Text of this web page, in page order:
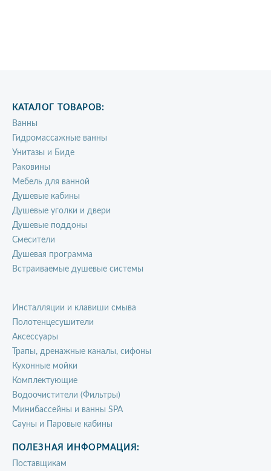
КАТАЛОГ ТОВАРОВ:
Ванны
Гидромассажные ванны
Унитазы и Биде
Раковины
Мебель для ванной
Душевые кабины
Душевые уголки и двери
Душевые поддоны
Смесители
Душевая программа
Встраиваемые душевые системы
Инсталляции и клавиши смыва
Полотенцесушители
Аксессуары
Трапы, дренажные каналы, сифоны
Кухонные мойки
Комплектующие
Водоочистители (Фильтры)
Минибассейны и ванны SPA
Сауны и Паровые кабины
ПОЛЕЗНАЯ ИНФОРМАЦИЯ:
Поставщикам